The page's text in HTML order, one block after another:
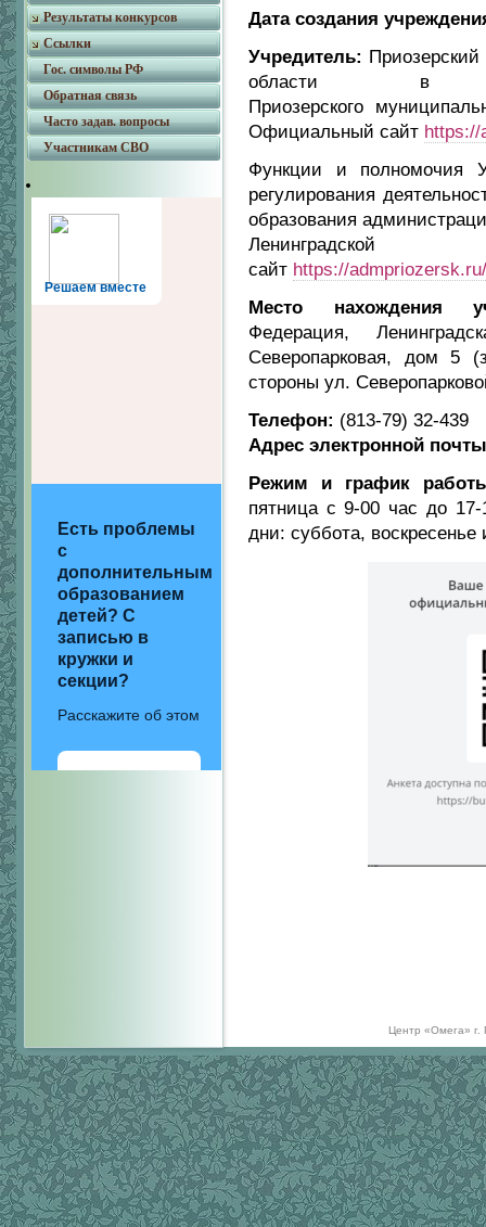
Дата создания
Учредитель:
области в
Приозерского
Официальный сайт https://
Функции и полномочия
регулирования
образования
Ленинградской
сайт https://
Место нахождения
Федерация,
Северопарковая, дом
стороны ул.
Телефон: (813-79) 32-439
Адрес электронной почты
Режим и график
пятница с 9-00 час до
дни: суббота,
Результаты конкурсов
Ссылки
Гос. символы РФ
Обратная связь
Часто задав. вопросы
Участникам СВО
Решаем вместе
Есть проблемы
с
дополнительным
образованием
детей? С
записью в
кружки и
секции?
Расскажите об этом
Центр «Омега» г.